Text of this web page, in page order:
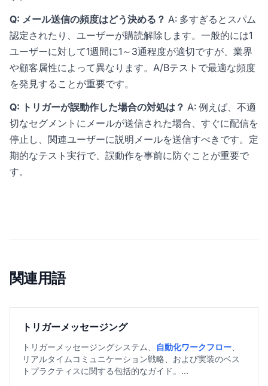
Q: メール送信の頻度はどう決める？ A: 多すぎるとスパム
認定されたり、ユーザーが購読解除します。一般的には1
ユーザーに対して1週間に1～3通程度が適切ですが、業界
や顧客属性によって異なります。A/Bテストで最適な頻度
を発見することが重要です。
Q: トリガーが誤動作した場合の対処は？ A: 例えば、不適
切なセグメントにメールが送信された場合、すぐに配信を
停止し、関連ユーザーに説明メールを送信すべきです。定
期的なテスト実行で、誤動作を事前に防ぐことが重要で
す。
関連用語
トリガーメッセージング
トリガーメッセージングシステム、 自動化ワークフロー
リアルタイムコミュニケーション戦略、および実装のベス
トプラクティスに関する包括的なガイド。...